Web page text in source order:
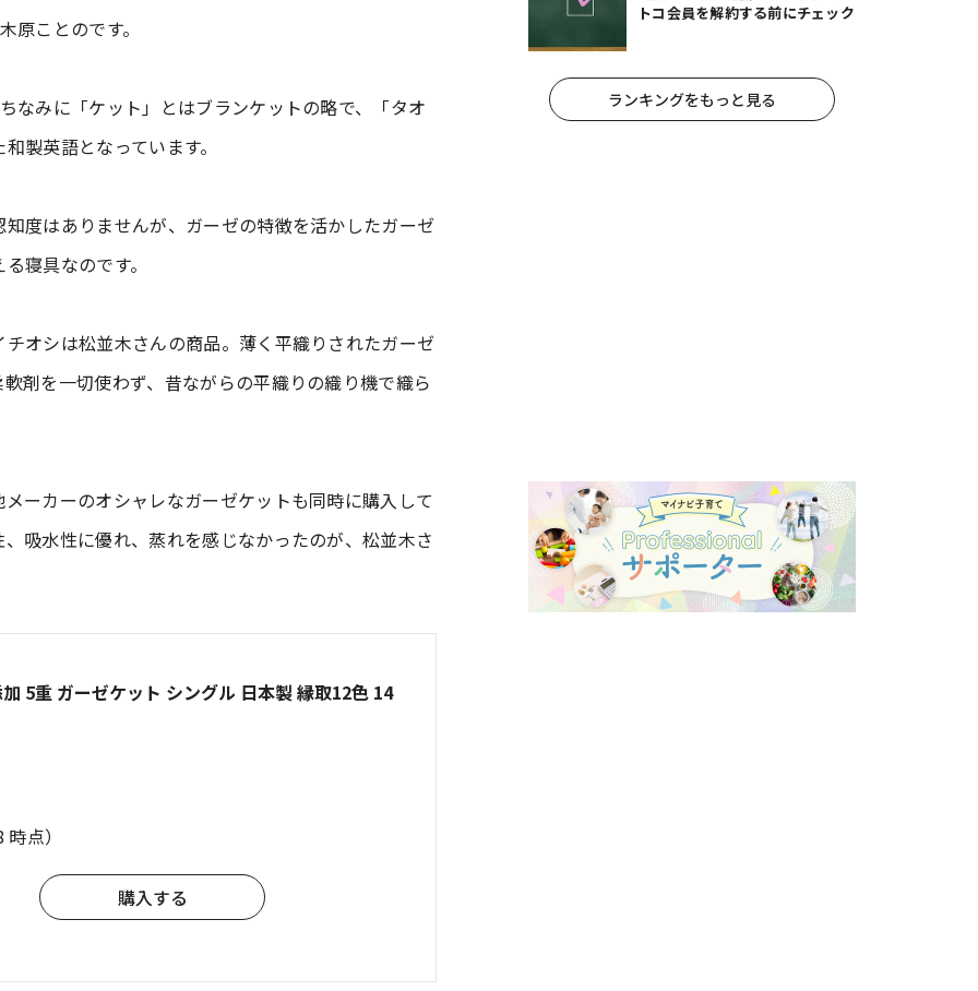
原ことのです。
なみに「ケット」とはブランケットの略で、「タオ
製英語となっています。
度はありませんが、ガーゼの特徴を活かしたガーゼ
寝具なのです。
オシは松並木さんの商品。薄く平織りされたガーゼ
剤を一切使わず、昔ながらの平織りの織り機で織ら
ーカーのオシャレなガーゼケットも同時に購入して
吸水性に優れ、蒸れを感じなかったのが、松並木さ
5重 ガーゼケット シングル 日本製 縁取12色 14
点）
購入する
トコ会員を解約する前にチェック
ランキングをもっと見る